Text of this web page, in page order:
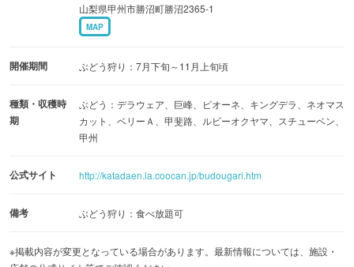
山梨県甲州市勝沼町勝沼2365-1
MAP
開催期間 ぶどう狩り：7月下旬～11月上旬頃
種類・収穫時
期
ぶどう：デラウェア、巨峰、ピオーネ、キングデラ、ネオマス
カット、ベリーＡ、甲斐路、ルビーオクヤマ、スチューベン、
甲州
公式サイト http://katadaen.la.coocan.jp/budougari.htm
備考 ぶどう狩り：食べ放題可
※掲載内容が変更となっている場合があります。最新情報については、施設・